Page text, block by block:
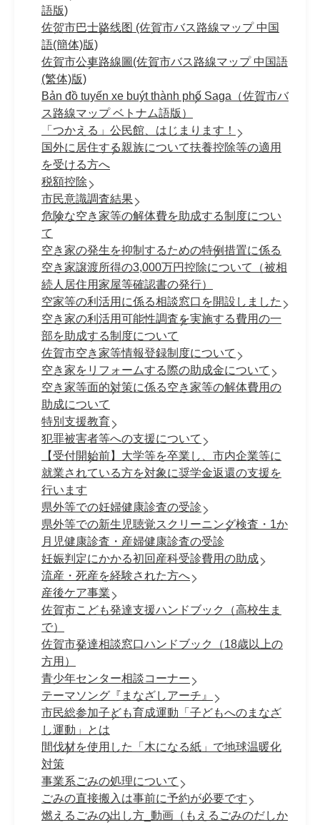
語版)
佐贺市巴士路线图 (佐賀市バス路線マップ 中国
語(簡体)版)
佐賀市公車路線圖(佐賀市バス路線マップ 中国語
(繁体)版)
Bản đồ tuyến xe buýt thành phố Saga（佐賀市バ
ス路線マップ ベトナム語版）
「つかえる」公民館、はじまります！
国外に居住する親族について扶養控除等の適用
を受ける方へ
税額控除
市民意識調査結果
危険な空き家等の解体費を助成する制度につい
て
空き家の発生を抑制するための特例措置に係る
空き家譲渡所得の3,000万円控除について（被相
続人居住用家屋等確認書の発行）
空家等の利活用に係る相談窓口を開設しました
空き家の利活用可能性調査を実施する費用の一
部を助成する制度について
佐賀市空き家等情報登録制度について
空き家をリフォームする際の助成金について
空き家等面的対策に係る空き家等の解体費用の
助成について
特別支援教育
犯罪被害者等への支援について
【受付開始前】大学等を卒業し、市内企業等に
就業されている方を対象に奨学金返還の支援を
行います
県外等での妊婦健康診査の受診
県外等での新生児聴覚スクリーニング検査・1か
月児健康診査・産婦健康診査の受診
妊娠判定にかかる初回産科受診費用の助成
流産・死産を経験された方へ
産後ケア事業
佐賀市こども発達支援ハンドブック（高校生ま
で）
佐賀市発達相談窓口ハンドブック（18歳以上の
方用）
青少年センター相談コーナー
テーマソング『まなざしアーチ』
市民総参加子ども育成運動「子どもへのまなざ
し運動」とは
間伐材を使用した「木になる紙」で地球温暖化
対策
事業系ごみの処理について
ごみの直接搬入は事前に予約が必要です
燃えるごみの出し方_動画（もえるごみのだしか